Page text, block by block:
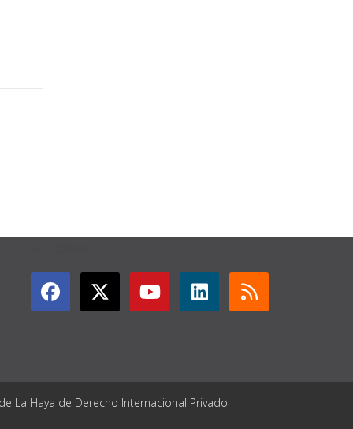
La Haya de Derecho Internacional Privado